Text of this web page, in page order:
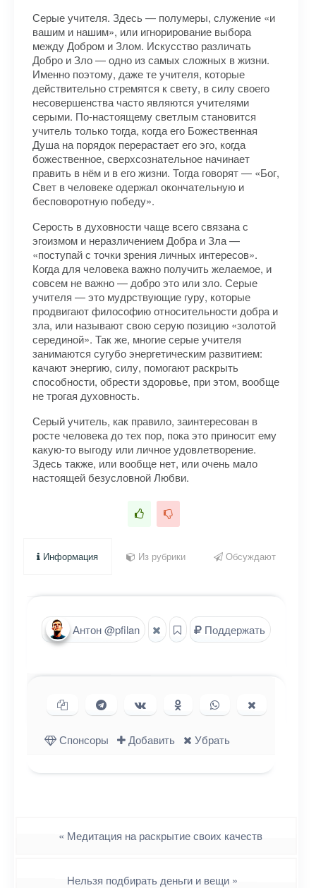
Серые учителя. Здесь — полумеры, служение «и
вашим и нашим», или игнорирование выбора
между Добром и Злом. Искусство различать
Добро и Зло — одно из самых сложных в жизни.
Именно поэтому, даже те учителя, которые
действительно стремятся к свету, в силу своего
несовершенства часто являются учителями
серыми. По-настоящему светлым становится
учитель только тогда, когда его Божественная
Душа на порядок перерастает его эго, когда
божественное, сверхсознательное начинает
править в нём и в его жизни. Тогда говорят — «Бог,
Свет в человеке одержал окончательную и
бесповоротную победу».
Серость в духовности чаще всего связана с
эгоизмом и неразличением Добра и Зла —
«поступай с точки зрения личных интересов».
Когда для человека важно получить желаемое, и
совсем не важно — добро это или зло. Серые
учителя — это мудрствующие гуру, которые
продвигают философию относительности добра и
зла, или называют свою серую позицию «золотой
серединой». Так же, многие серые учителя
занимаются сугубо энергетическим развитием:
качают энергию, силу, помогают раскрыть
способности, обрести здоровье, при этом, вообще
не трогая духовность.
Серый учитель, как правило, заинтересован в
росте человека до тех пор, пока это приносит ему
какую-то выгоду или личное удовлетворение.
Здесь также, или вообще нет, или очень мало
настоящей безусловной Любви.
Информация Из рубрики Обсуждают
Антон @pfilan Поддержать
Копировать ссылку
Поделиться в Telegram
Поделиться ВКонтакте
Поделиться в
Одноклассниках
Поделиться в
WhatsApp
в X (Twitter)
Спонсоры
Добавить Убрать
« Медитация на раскрытие своих качеств
Нельзя подбирать деньги и вещи »